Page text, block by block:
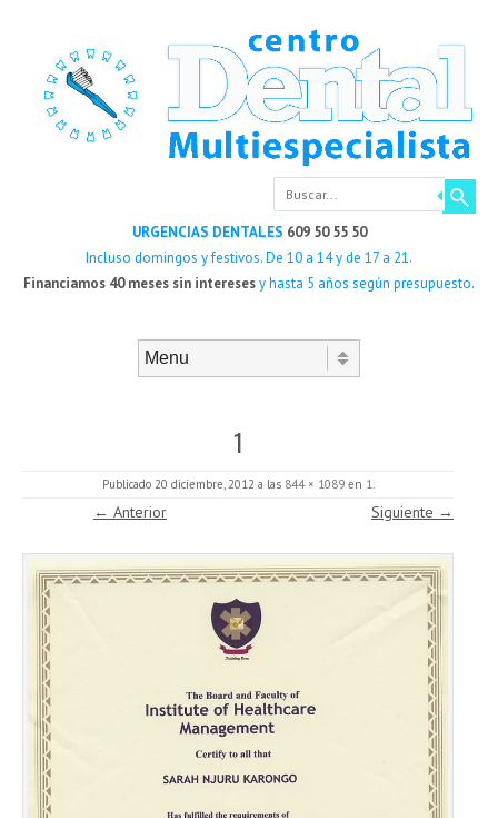
Buscar
URGENCIAS DENTALES 609 50 55 50
Incluso domingos y festivos. De 10 a 14 y de 17 a 21.
Financiamos 40 meses sin interesesy hasta 5 años según presupuesto.
1
Publicado 20 diciembre, 2012 a las 844 × 1089en 1.
← Anterior Siguiente →